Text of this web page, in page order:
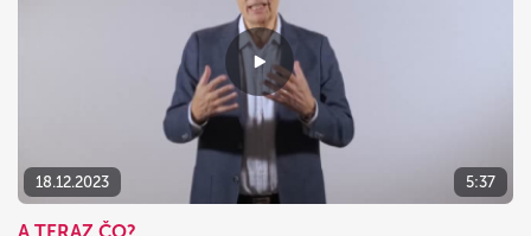
18.12.2023 5:37